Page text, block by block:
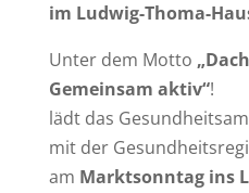
im Ludwig-Thoma-
Unter dem Motto
Gemeinsam aktiv“!
lädt das
mit der
am Marktsonntag ins